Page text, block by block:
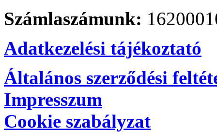
Számlaszámunk:
Adatkezelési tájékoztató
Általános szerződési
Impresszum
Cookie szabályzat